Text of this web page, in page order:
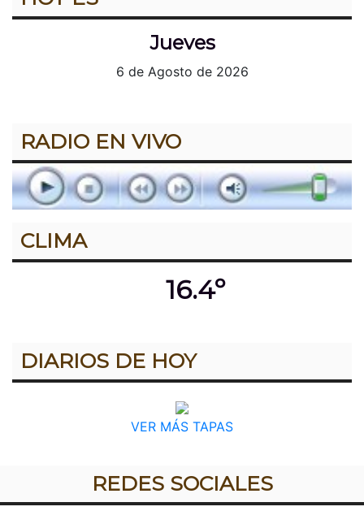
Jueves
6 de Agosto de 2026
RADIO EN VIVO
CLIMA
16.4º
DIARIOS DE HOY
VER MÁS TAPAS
REDES SOCIALES